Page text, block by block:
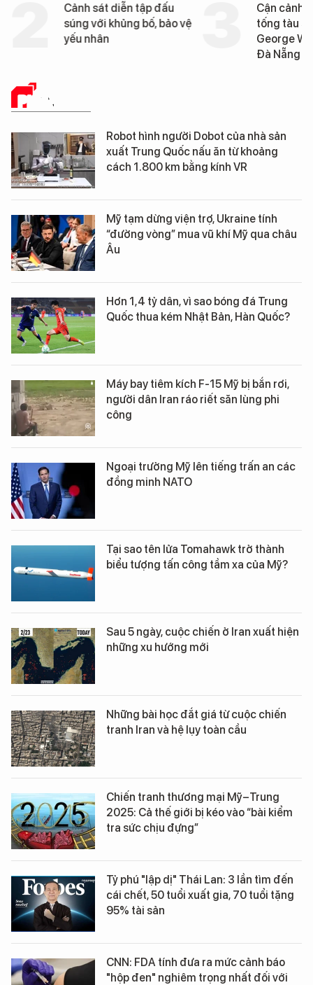
Cảnh sát diễn tập đấu
súng với khủng bố, bảo vệ
Cận cảnh chiến hạm
tống tàu sân bay USS
George Washington
PHÂN TÍCH
Robot hình người Dobot của nhà sản
xuất Trung Quốc nấu ăn từ khoảng
cách 1.800 km bằng kính VR
Mỹ tạm dừng viện trợ, Ukraine tính
“đường vòng” mua vũ khí Mỹ qua châu
Âu
Hơn 1,4 tỷ dân, vì sao bóng đá Trung
Quốc thua kém Nhật Bản, Hàn Quốc?
Máy bay tiêm kích F-15 Mỹ bị bắn rơi,
người dân Iran ráo riết săn lùng phi
công
Ngoại trưởng Mỹ lên tiếng trấn an các
đồng minh NATO
Tại sao tên lửa Tomahawk trở thành
biểu tượng tấn công tầm xa của Mỹ?
Sau 5 ngày, cuộc chiến ở Iran xuất hiện
những xu hướng mới
Những bài học đắt giá từ cuộc chiến
tranh Iran và hệ lụy toàn cầu
Chiến tranh thương mại Mỹ–Trung
2025: Cả thế giới bị kéo vào “bài kiểm
tra sức chịu đựng”
Tỷ phú "lập dị" Thái Lan: 3 lần tìm đến
cái chết, 50 tuổi xuất gia, 70 tuổi tặng
95% tài sản
CNN: FDA tính đưa ra mức cảnh báo
"hộp đen" nghiêm trọng nhất đối với